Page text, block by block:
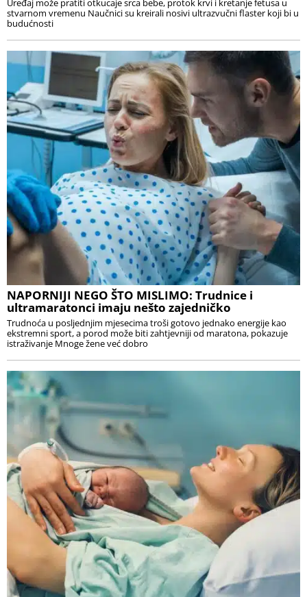
Uređaj može pratiti otkucaje srca bebe, protok krvi i kretanje fetusa u
stvarnom vremenu Naučnici su kreirali nosivi ultrazvučni flaster koji bi u
budućnosti
NAPORNIJI NEGO ŠTO MISLIMO: Trudnice i
ultramaratonci imaju nešto zajedničko
Trudnoća u posljednjim mjesecima troši gotovo jednako energije kao
ekstremni sport, a porod može biti zahtjevniji od maratona, pokazuje
istraživanje Mnoge žene već dobro